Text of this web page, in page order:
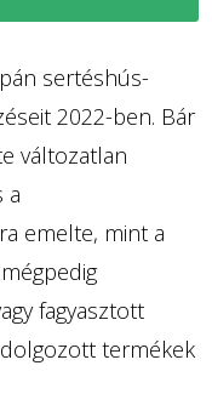
sertéshús-
2022-ben. Bár
változatlan
a
emelte, mint a
fagyasztott
termékek